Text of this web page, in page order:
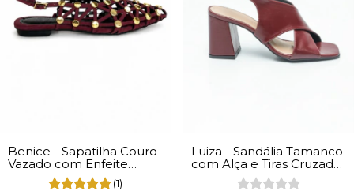
Benice - Sapatilha Couro
Vazado com Enfeite
Dourado Feminino Vinho
(1)
Luiza - Sandália Tamanco
com Alça e Tiras Cruzadas
Feminina Napa Vinho